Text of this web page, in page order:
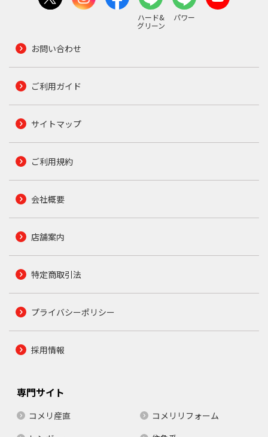
ハード&
グリーン
パワー
お問い合わせ
ご利用ガイド
サイトマップ
ご利用規約
会社概要
店舗案内
特定商取引法
プライバシーポリシー
採用情報
専門サイト
コメリ産直
コメリリフォーム